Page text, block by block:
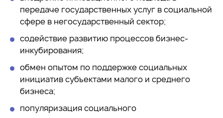
передаче государственных услуг в социальной
сфере в негосударственный сектор;
содействие развитию процессов бизнес-
инкубирования;
обмен опытом по поддержке социальных
инициатив субъектами малого и среднего
бизнеса;
популяризация социального